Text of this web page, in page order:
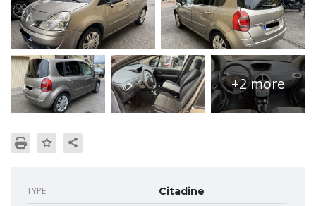
+2 more
TYPE Citadine